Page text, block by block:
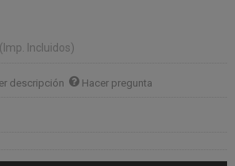
(Imp. Incluidos)
descripción Hacer pregunta